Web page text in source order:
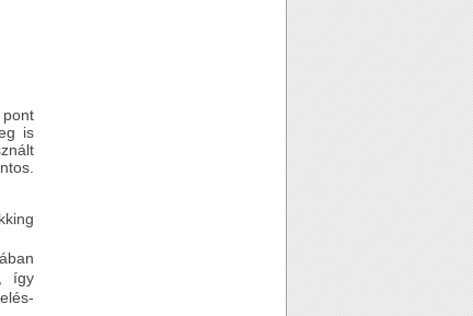
pont
is
így